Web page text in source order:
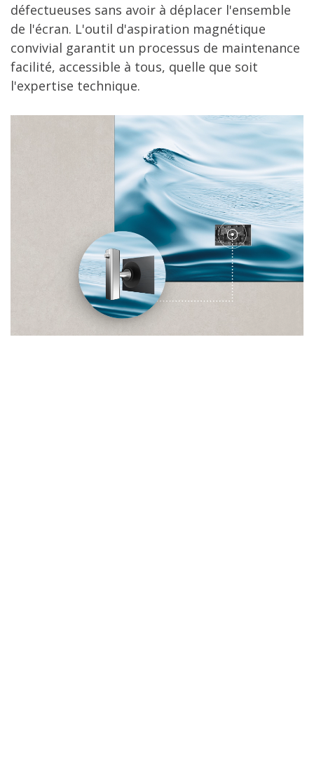
défectueuses sans avoir à déplacer l'ensemble
de l'écran. L'outil d'aspiration magnétique
convivial garantit un processus de maintenance
facilité, accessible à tous, quelle que soit
l'expertise technique.